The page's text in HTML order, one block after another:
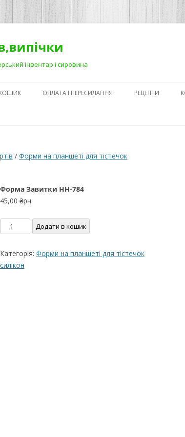
інвентар і сировина
ОПЛАТА І ПЕРЕСИЛАННЯ РЕЦЕПТИ
АБО ЯК
ТОРТУ,РЕЦЕПТ
РЕЦЕПТ
ПОКРИТТЯ
РЕЦЕПТ
МИГДАЛЬНЕ
“ЗГУЩЕНОГО
НЕ БУВАЄ АБО
ДЕСЕРТ
/ Форми на планшеті для тістечок
Форма Завитки НН-784
45,00 ₴рн
Форма
Завитки
кількість
Додати в кошик
Категорія: Форми на планшеті для тістечок
силікон